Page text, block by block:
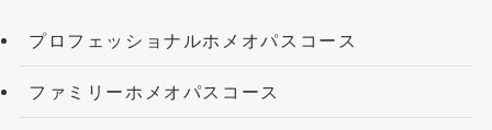
プロフェッショナルホメオパスコース
ファミリーホメオパスコース